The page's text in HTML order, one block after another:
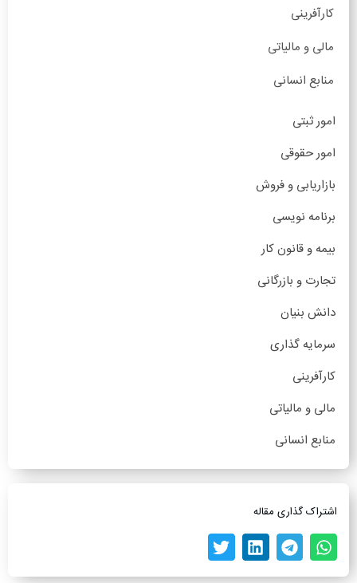
کارآفرینی
مالی و مالیاتی
منابع انسانی
امور ثبتی
امور حقوقی
بازاریابی و فروش
برنامه نویسی
بیمه و قانون کار
تجارت و بازرگانی
دانش بنیان
سرمایه گذاری
کارآفرینی
مالی و مالیاتی
منابع انسانی
اشتراک گذاری مقاله